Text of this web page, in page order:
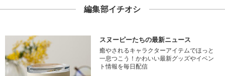
編集部イチオシ
スヌーピーたちの最新ニュース
癒やされるキャラクターアイテムでほっと
一息つこう！かわいい最新グッズやイベン
ト情報を毎日配信